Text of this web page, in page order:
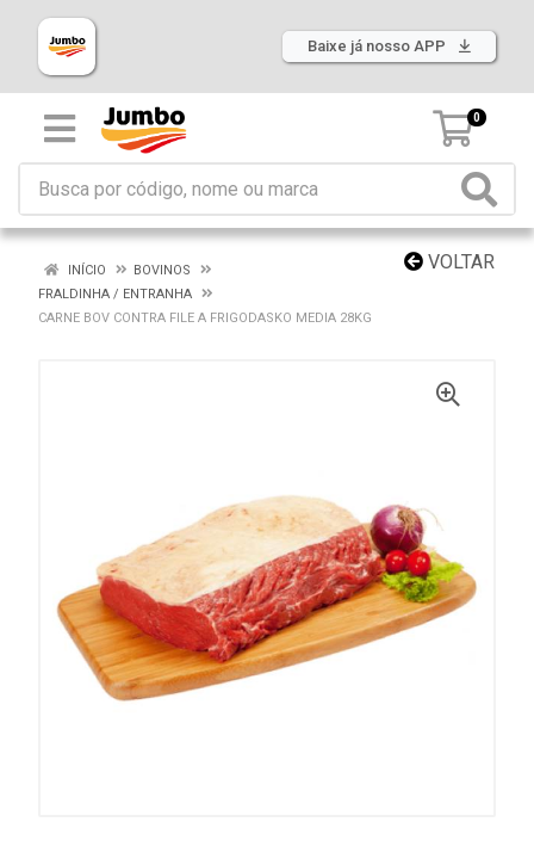
Baixe já nosso APP
0
VOLTAR
INÍCIO
BOVINOS
FRALDINHA / ENTRANHA
CARNE BOV CONTRA FILE A FRIGODASKO MEDIA 28KG